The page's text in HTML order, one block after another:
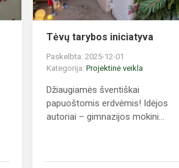
Tėvų tarybos iniciatyva
Paskelbta: 2025-12-01
Kategorija:Projektinė veikla
Džiaugiamės šventiškai
papuoštomis erdvėmis! Idėjos
autoriai – gimnazijos mokini...